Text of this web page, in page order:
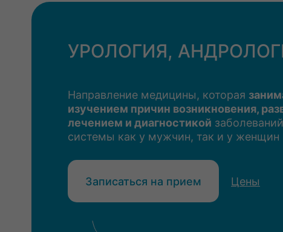
УРОЛОГИЯ,
Направление медицины, которая
изучением причин возникновения,
лечением и диагностикой
системы как у мужчин, так и у женщин
Записаться на прием Цены